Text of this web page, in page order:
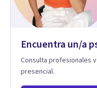
Encuentra un/a
Consulta profesionales
presencial.